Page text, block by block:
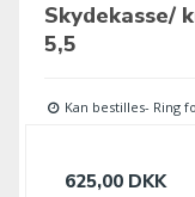
5,5
Kan bestilles- Ring
625,00 DKK